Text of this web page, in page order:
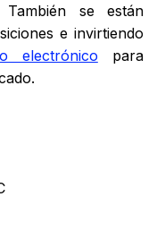
se están
e invirtiendo
electrónico para